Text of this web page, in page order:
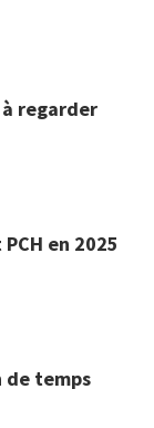
regarder
en 2025
de temps